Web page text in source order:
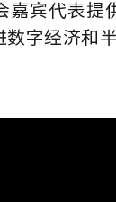
嘉宾代表提
字经济和